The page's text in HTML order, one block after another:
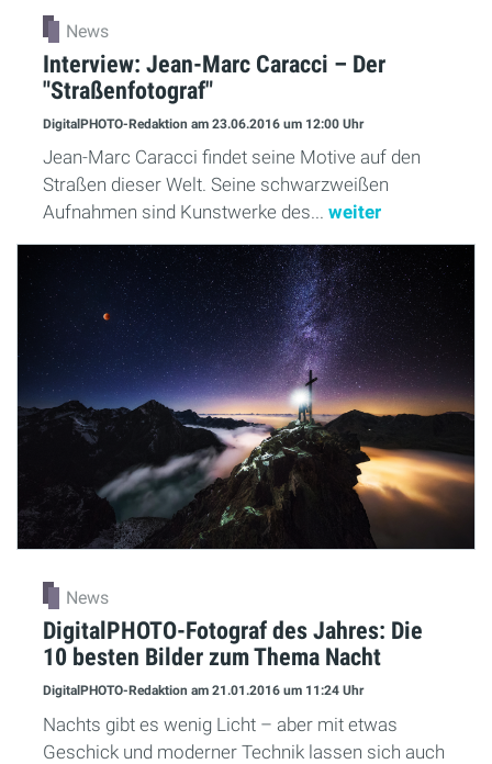
News
Interview: Jean-Marc Caracci – Der
"Straßenfotograf"
DigitalPHOTO-Redaktion am 23.06.2016 um 12:00 Uhr
Jean-Marc Caracci findet seine Motive auf den
Straßen dieser Welt. Seine schwarzweißen
Aufnahmen sind Kunstwerke des... weiter
News
DigitalPHOTO-Fotograf des Jahres: Die
10 besten Bilder zum Thema Nacht
DigitalPHOTO-Redaktion am 21.01.2016 um 11:24 Uhr
Nachts gibt es wenig Licht – aber mit etwas
Geschick und moderner Technik lassen sich auch